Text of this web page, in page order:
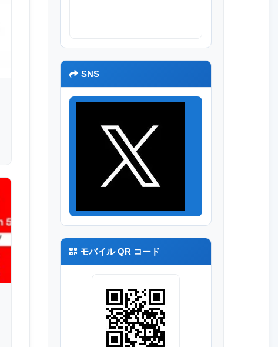
SNS
モバイル QR コード